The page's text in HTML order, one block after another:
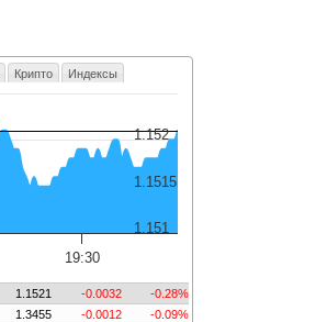
Крипто Индексы
19:30
1.151
1.1515
1.152
1.1521 -0.0032
-0.28%
1.3455 -0.0012
-0.09%